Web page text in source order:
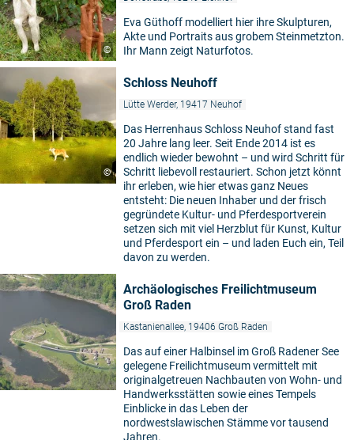
©
Eva Güthoff modelliert hier ihre Skulpturen,
Akte und Portraits aus grobem Steinmetzton.
Ihr Mann zeigt Naturfotos.
©
Schloss Neuhoff
Lütte Werder, 19417 Neuhof
Das Herrenhaus Schloss Neuhof stand fast
20 Jahre lang leer. Seit Ende 2014 ist es
endlich wieder bewohnt – und wird Schritt für
Schritt liebevoll restauriert. Schon jetzt könnt
ihr erleben, wie hier etwas ganz Neues
entsteht: Die neuen Inhaber und der frisch
gegründete Kultur- und Pferdesportverein
setzen sich mit viel Herzblut für Kunst, Kultur
und Pferdesport ein – und laden Euch ein, Teil
davon zu werden.
Archäologisches Freilichtmuseum
Groß Raden
Kastanienallee, 19406 Groß Raden
Das auf einer Halbinsel im Groß Radener See
gelegene Freilichtmuseum vermittelt mit
originalgetreuen Nachbauten von Wohn- und
Handwerksstätten sowie eines Tempels
Einblicke in das Leben der
nordwestslawischen Stämme vor tausend
Jahren.